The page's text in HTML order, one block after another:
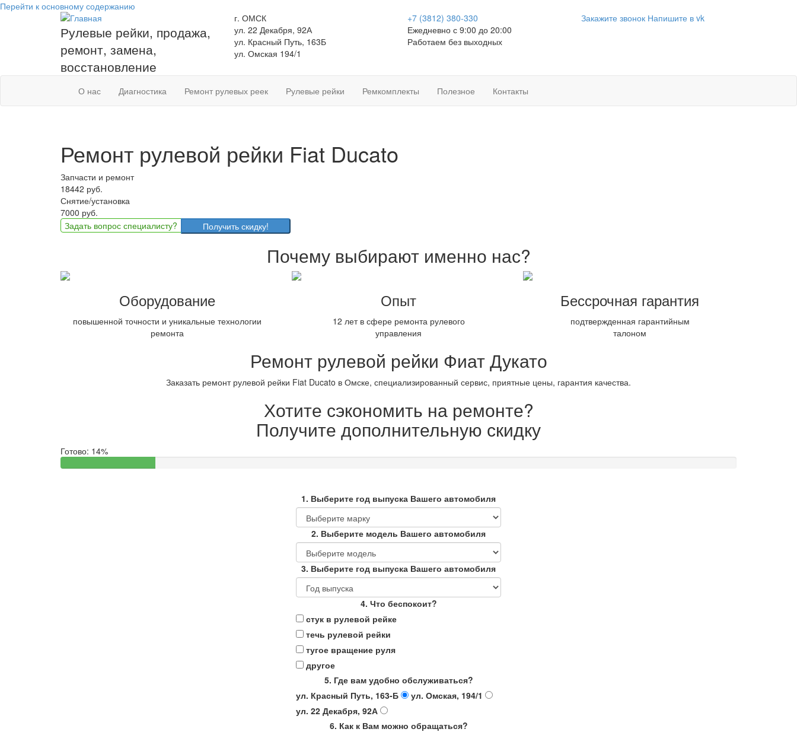
Перейти к основному содержанию
Рулевые рейки, продажа,
ремонт, замена,
восстановление
г. ОМСК
ул. 22 Декабря, 92А
ул. Красный Путь, 163Б
ул. Омская 194/1
+7 (3812) 380-330
Ежедневно с 9:00 до 20:00
Работаем без выходных
Закажите звонок Напишите в vk
О нас Диагностика Ремонт рулевых реек Рулевые рейки Ремкомплекты Полезное Контакты
Ремонт рулевой рейки Fiat Ducato
Запчасти и ремонт
18442 руб.
Снятие/установка
7000 руб.
Задать вопрос специалисту? Получить скидку!
Почему выбирают именно нас?
Оборудование
повышенной точности и уникальные технологии
ремонта
Опыт
12 лет в сфере ремонта рулевого
управления
Бессрочная гарантия
подтвержденная гарантийным
талоном
Ремонт рулевой рейки Фиат Дукато
Заказать ремонт рулевой рейки Fiat Ducato в Омске, специализированный сервис, приятные цены, гарантия качества.
Хотите сэкономить на ремонте?
Получите дополнительную скидку
Готово: 14%
1. Выберите год выпуска Вашего автомобиля
2. Выберите модель Вашего автомобиля
3. Выберите год выпуска Вашего автомобиля
4. Что беспокоит?
стук в рулевой рейке
течь рулевой рейки
тугое вращение руля
другое
5. Где вам удобно обслуживаться?
ул. Красный Путь, 163-Б
ул. Омская, 194/1
ул. 22 Декабря, 92А
6. Как к Вам можно обращаться?